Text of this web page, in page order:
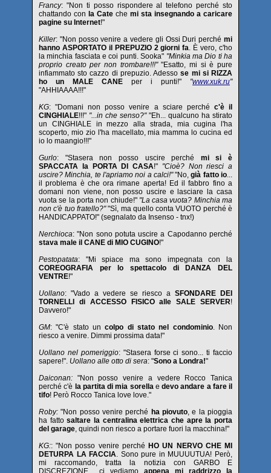
Francy: "Non ti posso rispondere al telefono perché sto
chattando con la Cate che mi sta insegnando a caricare
pagine su Internet!"
Killer: "Non posso venire a vedere gli Ossi Duri perché mi
hanno ASPORTATO il PREPUZIO 2 giorni fa . È vero, c'ho
la minchia fasciata e coi punti. Sooka" "Minkia ma Dio ti ha
proprio creato per non trombare!!!""Esatto, mi si è pure
infiammato sto cazzo di prepuzio. Adessose mi si RIZZA
ho un MALE CANE per i punti!" "www.xuk.ru"
"AHHIAAAA!!!"
KG: "Domani non posso venire a sciare perché c'è il
CINGHIALE!!!" "...in che senso?""Eh... qualcuno ha stirato
un CINGHIALE in mezzo alla strada, mia cugina l'ha
scoperto, mio zio l'ha macellato, mia mamma lo cucina ed
io lo maangio!!!"
Gurlo: "Stasera non posso uscire perché mi si è
SPACCATA la PORTA DI CASA!" "Cioè? Non riesci a
uscire? Minchia, te l'apriamo noi a calci!""No,già fatto io
il problema è che ora rimane aperta! Ed il fabbro fino a
domani non viene, non posso uscire e lasciare la casa
vuota se la porta non chiude!" "La casa vuota? Minchia ma
non c'è tuo fratello?""Sì, ma quello conta VUOTO perché è
HANDICAPPATO!" (segnalato da Insenso - tnx!)
Nerchioca: "Non sono potuta uscire a Capodanno perché
stava male il CANE di MIO CUGINO!"
Pestopatata: "Mi spiace ma sono impegnata con la
COREOGRAFIA per lo spettacolo di DANZA DEL
VENTRE!"
Uollano: "Vado a vedere se riesco a SFONDARE DEI
TORNELLI di ACCESSO FISICO alle SALE SERVER!
Davvero!"
GM: "C'è stato uncolpo di stato nel condominio. Non
riesco a venire. Dimmi prossima data!"
Uollano nel pomeriggio: "Stasera forse ci sono... ti faccio
sapere!". Uollano alle otto di sera: "Sono a Londra!"
Daiconan: "Non posso venire a vedere Rocco Tanica
perché c'è la partita di mia sorella e devo andare a fare il
tifo! Però Rocco Tanica love love."
Roby: "Non posso venire perché ha piovuto , e la pioggia
ha fattosaltare la centralina elettrica che apre la porta
del garage , quindi non riesco a portare fuori la macchina!"
KG:: "Non posso venire perchéHO UN NERVO CHE MI
DETURPA LA FACCIA . Sono pure in MUUUUTUA! Però,
mi raccomando, tratta la notizia con GARBO E
DISCREZIONE... ci vediamo appena mi raddrizzo la